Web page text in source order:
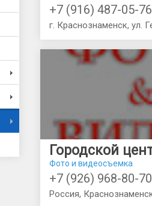
+7 (916) 487-05-76
Фото и видеосъемка
+7 (926) 968-80-70